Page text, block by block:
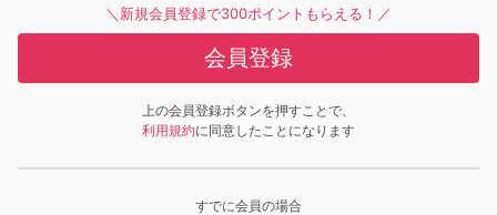
＼新規会員登録で300ポイントもらえる！／
会員登録
上の会員登録ボタンを押すことで、
利用規約に同意したことになります
すでに会員の場合